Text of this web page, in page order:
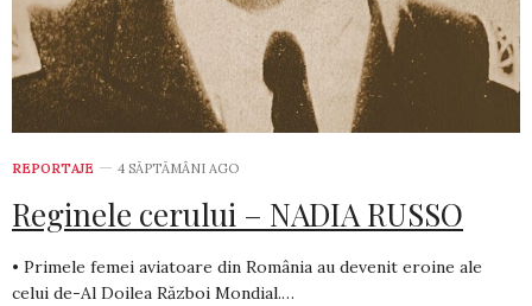
REPORTAJE 4 SĂPTĂMÂNI AGO
Reginele cerului – NADIA RUSSO
• Primele femei aviatoare din România au devenit eroine ale
celui de-Al Doilea Război Mondial.…